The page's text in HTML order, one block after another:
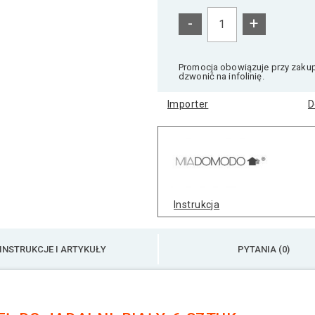
- +
Promocja obowiązuje przy
dzwonić na infolinię.
Importer
Instrukcja
INSTRUKCJE I ARTYKUŁY PYTANIA (0)